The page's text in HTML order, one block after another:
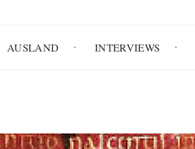
AUSLAND INTERVIEWS